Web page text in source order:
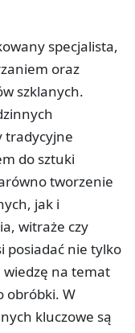
specjalista,
oraz
szklanych.
tradycyjne
do sztuki
tworzenie
jak i
witraże czy
posiadać nie tylko
na temat
obróbki. W
kluczowe są